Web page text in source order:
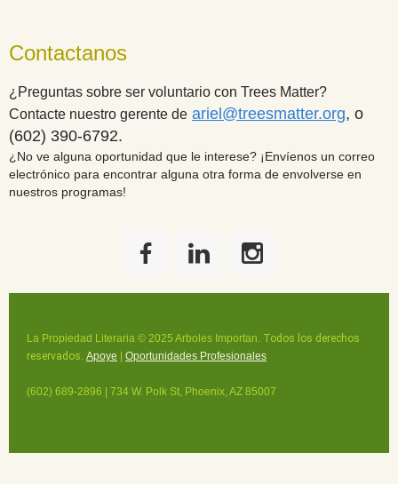
Contactanos
¿Preguntas sobre ser voluntario con Trees Matter?
Contacte nuestro gerente de ariel@treesmatter.org, o
(602) 390-6792.
¿No ve alguna oportunidad que le interese? ¡Envíenos un correo
electrónico para encontrar alguna otra forma de envolverse en
nuestros programas!
La Propiedad Literaria © 2025 Arboles Importan. Todos los derechos
reservados. Apoye Oportunidades Profesionales
(602) 689-2896 | 734 W. Polk St, Phoenix, AZ 85007